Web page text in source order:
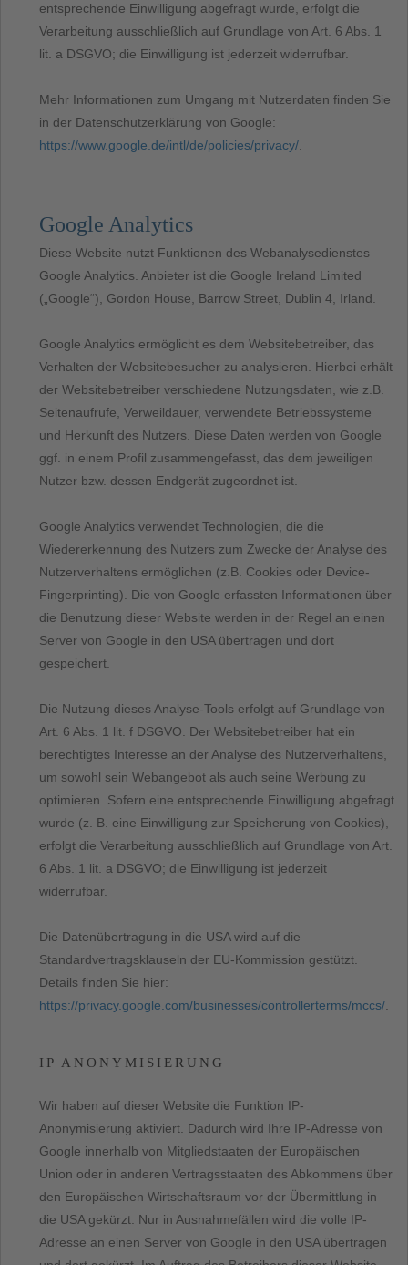
entsprechende Einwilligung abgefragt wurde, erfolgt die
Verarbeitung ausschließlich auf Grundlage von Art. 6 Abs. 1
lit. a DSGVO; die Einwilligung ist jederzeit widerrufbar.
Mehr Informationen zum Umgang mit Nutzerdaten finden Sie
in der Datenschutzerklärung von Google:
https://www.google.de/intl/de/policies/privacy/
Google Analytics
Diese Website nutzt Funktionen des Webanalysedienstes
Google Analytics. Anbieter ist die Google Ireland Limited
(„Google“), Gordon House, Barrow Street, Dublin 4, Irland.
Google Analytics ermöglicht es dem Websitebetreiber, das
Verhalten der Websitebesucher zu analysieren. Hierbei erhält
der Websitebetreiber verschiedene Nutzungsdaten, wie z.B.
Seitenaufrufe, Verweildauer, verwendete Betriebssysteme
und Herkunft des Nutzers. Diese Daten werden von Google
ggf. in einem Profil zusammengefasst, das dem jeweiligen
Nutzer bzw. dessen Endgerät zugeordnet ist.
Google Analytics verwendet Technologien, die die
Wiedererkennung des Nutzers zum Zwecke der Analyse des
Nutzerverhaltens ermöglichen (z.B. Cookies oder Device-
Fingerprinting). Die von Google erfassten Informationen über
die Benutzung dieser Website werden in der Regel an einen
Server von Google in den USA übertragen und dort
gespeichert.
Die Nutzung dieses Analyse-Tools erfolgt auf Grundlage von
Art. 6 Abs. 1 lit. f DSGVO. Der Websitebetreiber hat ein
berechtigtes Interesse an der Analyse des Nutzerverhaltens,
um sowohl sein Webangebot als auch seine Werbung zu
optimieren. Sofern eine entsprechende Einwilligung abgefragt
wurde (z. B. eine Einwilligung zur Speicherung von Cookies),
erfolgt die Verarbeitung ausschließlich auf Grundlage von Art.
6 Abs. 1 lit. a DSGVO; die Einwilligung ist jederzeit
widerrufbar.
Die Datenübertragung in die USA wird auf die
Standardvertragsklauseln der EU-Kommission gestützt.
Details finden Sie hier:
https://privacy.google.com/businesses/controllerterms/mccs/
IP ANONYMISIERUNG
Wir haben auf dieser Website die Funktion IP-
Anonymisierung aktiviert. Dadurch wird Ihre IP-Adresse von
Google innerhalb von Mitgliedstaaten der Europäischen
Union oder in anderen Vertragsstaaten des Abkommens über
den Europäischen Wirtschaftsraum vor der Übermittlung in
die USA gekürzt. Nur in Ausnahmefällen wird die volle IP-
Adresse an einen Server von Google in den USA übertragen